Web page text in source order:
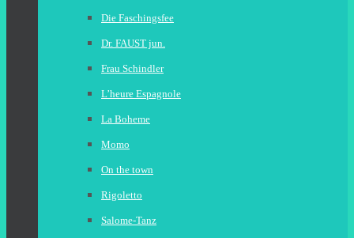
Die Faschingsfee
Dr. FAUST jun.
Frau Schindler
L’heure Espagnole
La Boheme
Momo
On the town
Rigoletto
Salome-Tanz